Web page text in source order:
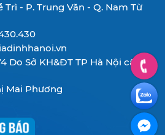
- P. Trung Văn - Q. Nam Từ
Do Sở KH&ĐT TP Hà Nội cấp
Mai Phương